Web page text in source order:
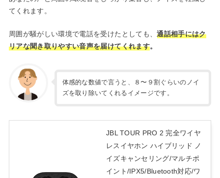
てくれます。
周囲が騒がしい環境で電話を受けたとしても、通話相手にはク
リアな聞き取りやすい音声を届けてくれます。
体感的な数値で言うと、８〜９割ぐらいのノイ
ズを取り除いてくれるイメージです。
JBL TOUR PRO 2 完全ワイヤ
レスイヤホン ハイブリッド ノ
イズキャンセリング/マルチポ
イント/IPX5/Bluetooth対応/ワ